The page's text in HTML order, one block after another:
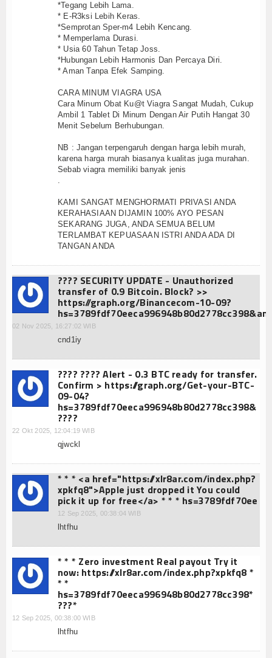
*Tegang Lebih Lama.
* E-R3ksi Lebih Keras.
*Semprotan Sper-m4 Lebih Kencang.
* Memperlama Durasi.
* Usia 60 Tahun Tetap Joss.
*Hubungan Lebih Harmonis Dan Percaya Diri.
* Aman Tanpa Efek Samping.
CARA MINUM VIAGRA USA
Cara Minum Obat Ku@t Viagra Sangat Mudah, Cukup
Ambil 1 Tablet Di Minum Dengan Air Putih Hangat 30
Menit Sebelum Berhubungan.
NB : Jangan terpengaruh dengan harga lebih murah,
karena harga murah biasanya kualitas juga murahan.
Sebab viagra memiliki banyak jenis
.
KAMI SANGAT MENGHORMATI PRIVASI ANDA
KERAHASIAAN DIJAMIN 100% AYO PESAN
SEKARANG JUGA, ANDA SEMUA BELUM
TERLAMBAT KEPUASAAN ISTRI ANDA ADA DI
TANGAN ANDA
???? SECURITY UPDATE - Unauthorized
transfer of 0.9 Bitcoin. Block? >>
https://graph.org/Binancecom-10-09?
hs=3789fdf70eeca996948b80d2778cc398&am
02 Nov 2025, 16:27:02 WIB
cnd1iy
???? ???? Alert - 0.3 BTC ready for transfer.
Confirm > https://graph.org/Get-your-BTC-
09-04?
hs=3789fdf70eeca996948b80d2778cc398&
????
22 Okt 2025, 12:04:19 WIB
qjwckl
* * * <a href="https://xlr8ar.com/index.php?
xpkfq8">Apple just dropped it You could
pick it up for free</a> * * * hs=3789fdf70ee
12 Sep 2025, 00:38:04 WIB
lhtfhu
* * * Zero investment Real payout Try it
now: https://xlr8ar.com/index.php?xpkfq8 *
* *
hs=3789fdf70eeca996948b80d2778cc398*
???*
12 Sep 2025, 00:38:00 WIB
lhtfhu